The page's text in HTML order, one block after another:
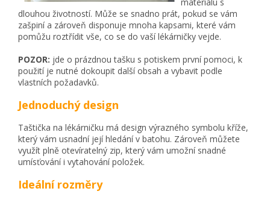
dlouhou životností. Může se snadno prát, pokud se vám
zašpiní a zároveň disponuje mnoha kapsami, které vám
pomůžu roztřídit vše, co se do vaší lékárničky vejde.
POZOR: jde o prázdnou tašku s potiskem první pomoci, k
použití je nutné dokoupit další obsah a vybavit podle
vlastních požadavků.
Jednoduchý design
Taštička na lékárničku má design výrazného symbolu kříže,
který vám usnadní její hledání v batohu. Zároveň můžete
využít plně otevíratelný zip, který vám umožní snadné
umísťování i vytahování položek.
Ideální rozměry